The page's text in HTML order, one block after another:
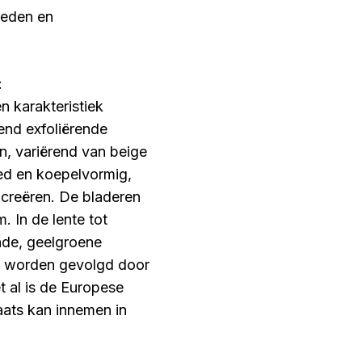
en
karakteristiek
exfoliërende
variërend van beige
en koepelvormig,
De bladeren
In de lente tot
geelgroene
worden gevolgd door
al is de Europese
kan innemen in